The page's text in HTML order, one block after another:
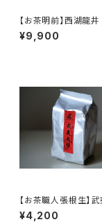
【お茶明前】西湖龍
井)
¥9,900
【お茶職人張根生】
¥4,200